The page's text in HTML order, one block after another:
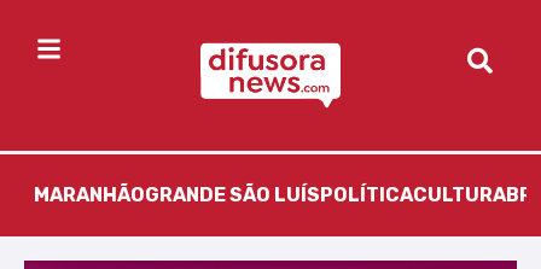
MARANHÃOGRANDE SÃO LUÍS POLÍTICACULTURA